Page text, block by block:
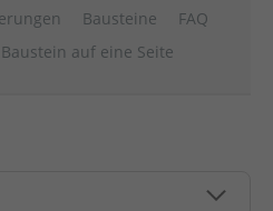
Bausteine
FAQ
Baustein auf eine Seite